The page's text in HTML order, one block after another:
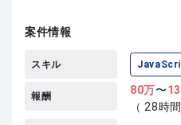
案件情報
スキル
報酬 80万〜
（ 28時